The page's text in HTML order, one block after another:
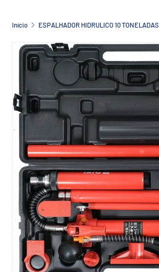
Início ESPALHADOR HIDRULICO 10 TONELADAS